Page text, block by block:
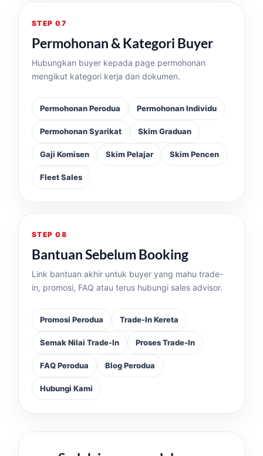
STEP 07
Permohonan & Kategori Buyer
Hubungkan buyer kepada page permohonan
mengikut kategori kerja dan dokumen.
Permohonan Perodua Permohonan Individu
Permohonan Syarikat Skim Graduan
Gaji Komisen Skim Pelajar Skim Pencen
Fleet Sales
STEP 08
Bantuan Sebelum Booking
Link bantuan akhir untuk buyer yang mahu trade-
in, promosi, FAQ atau terus hubungi sales advisor.
Promosi Perodua Trade-In Kereta
Semak Nilai Trade-In Proses Trade-In
FAQ Perodua Blog Perodua
Hubungi Kami